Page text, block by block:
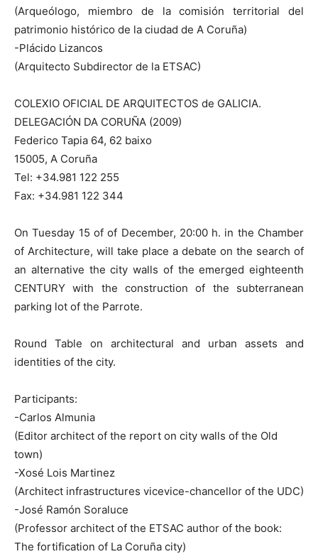
(Arqueólogo, miembro de la comisión territorial del
patrimonio histórico de la ciudad de A Coruña)
-Plácido Lizancos
(Arquitecto Subdirector de la ETSAC)
COLEXIO OFICIAL DE ARQUITECTOS de GALICIA.
DELEGACIÓN DA CORUÑA (2009)
Federico Tapia 64, 62 baixo
15005, A Coruña
Tel: +34.981 122 255
Fax: +34.981 122 344
On Tuesday 15 of of December, 20:00 h. in the Chamber
of Architecture, will take place a debate on the search of
an alternative the city walls of the emerged eighteenth
CENTURY with the construction of the subterranean
parking lot of the Parrote.
Round Table on architectural and urban assets and
identities of the city.
Participants:
-Carlos Almunia
(Editor architect of the report on city walls of the Old
town)
-Xosé Lois Martinez
(Architect infrastructures vicevice-chancellor of the UDC)
-José Ramón Soraluce
(Professor architect of the ETSAC author of the book:
The fortification of La Coruña city)